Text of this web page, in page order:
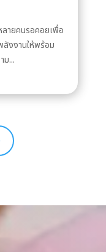
ายคนรอคอยเพื่อ
ลังงานให้พร้อม
ม...